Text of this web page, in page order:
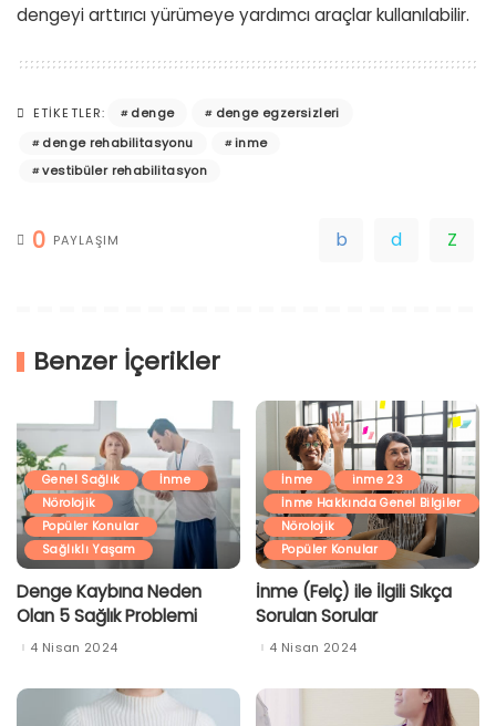
dengeyi arttırıcı yürümeye yardımcı araçlar kullanılabilir.
ETIKETLER: denge
denge egzersizleri
denge rehabilitasyonu
inme
vestibüler rehabilitasyon
0 PAYLAŞIM
Benzer İçerikler
Genel Sağlık
İnme
Nörolojik
Popüler Konular
Sağlıklı Yaşam
Denge Kaybına Neden
Olan 5 Sağlık Problemi
4 Nisan 2024
İnme
inme 23
İnme Hakkında Genel Bilgiler
Nörolojik
Popüler Konular
İnme (Felç) ile İlgili Sıkça
Sorulan Sorular
4 Nisan 2024